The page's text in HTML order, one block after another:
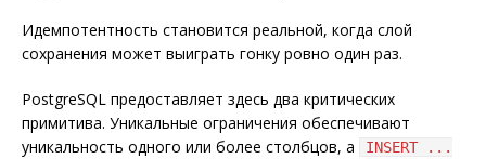
Идемпотентность становится реальной, когда слой
сохранения может выиграть гонку ровно один раз.
PostgreSQL предоставляет здесь два критических
примитива. Уникальные ограничения обеспечивают
уникальность одного или более столбцов, а
INSERT ...